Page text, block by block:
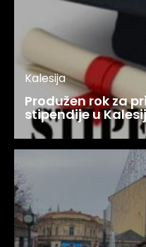
Kalesija
Produžen rok za
stipendije u